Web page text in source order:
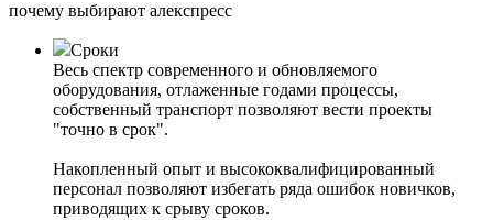
почему выбирают алекспресс
Сроки
Весь спектр современного и обновляемого
оборудования, отлаженные годами процессы,
собственный транспорт позволяют вести проекты
"точно в срок".
Накопленный опыт и высококвалифицированный
персонал позволяют избегать ряда ошибок новичков,
приводящих к срыву сроков.